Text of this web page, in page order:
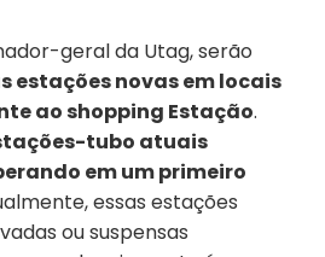
geral da Utag, serão
estações novas em locais
ao shopping Estação.
tubo atuais
em um primeiro
essas estações
ou suspensas